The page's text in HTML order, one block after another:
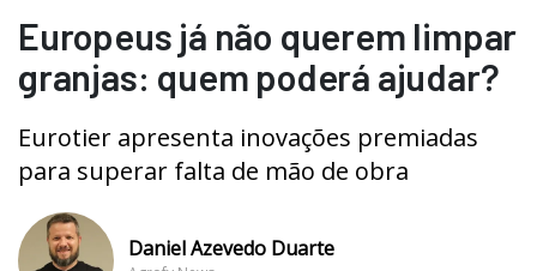
Europeus já não querem limpar
granjas: quem poderá ajudar?
Eurotier apresenta inovações premiadas
para superar falta de mão de obra
Daniel Azevedo Duarte